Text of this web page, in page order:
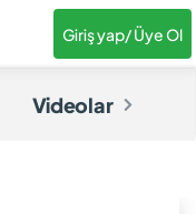
Giriş yap/ Üye Ol
Videolar